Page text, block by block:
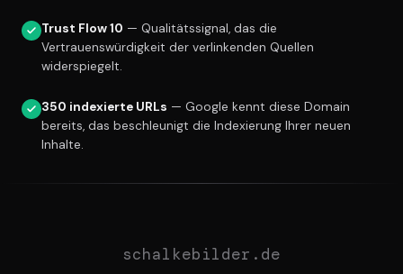
Trust Flow 10 — Qualitätssignal, das die
Vertrauenswürdigkeit der verlinkenden Quellen
widerspiegelt.
350 indexierte URLs — Google kennt diese Domain
bereits, das beschleunigt die Indexierung Ihrer neuen
Inhalte.
schalkebilder.de